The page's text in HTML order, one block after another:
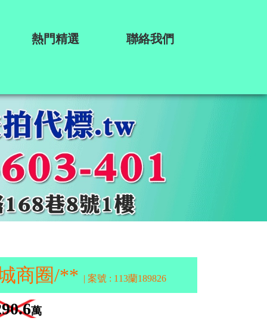
熱門精選 聯絡我們
商圈/** | 案號 : 113蘭189826
萬